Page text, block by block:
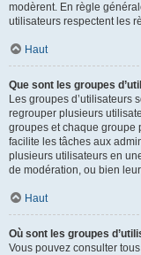
modèrent. En règle
utilisateurs respectent les
Haut
Que sont les groupes
Les groupes d’utilisateurs
regrouper plusieurs
groupes et chaque groupe
facilite les tâches aux
plusieurs utilisateurs en
de modération, ou bien
Haut
Où sont les groupes
Vous pouvez consulter